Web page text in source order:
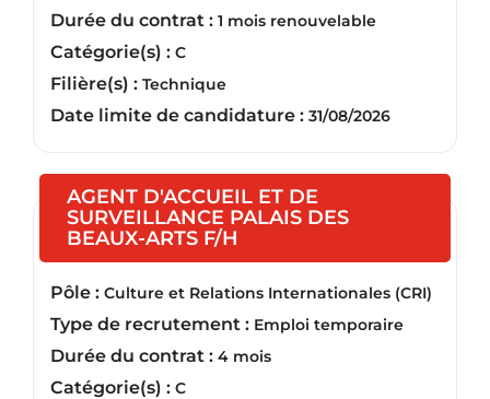
Durée du contrat : 1 mois renouvelable
Catégorie(s) : C
Filière(s) : Technique
Date limite de candidature : 31/08/2026
AGENT D'ACCUEIL ET DE
SURVEILLANCE PALAIS DES
BEAUX-ARTS F/H
Pôle : Culture et Relations Internationales (CRI)
Type de recrutement : Emploi temporaire
Durée du contrat : 4 mois
Catégorie(s) : C